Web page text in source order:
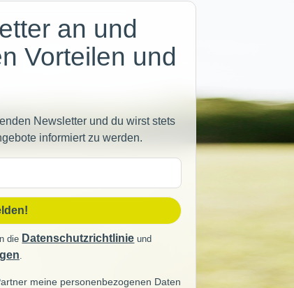
an und
Vorteilen und
Newsletter und du wirst stets
informiert zu werden.
die Datenschutzrichtlinie und
.
meine personenbezogenen Daten